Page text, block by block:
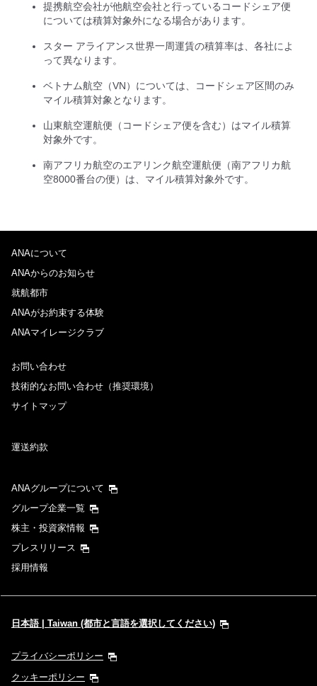
提携航空会社が他航空会社と行っているコードシェア便
については積算対象外になる場合があります。
スター アライアンス世界一周運賃の積算率は、各社によ
って異なります。
ベトナム航空（VN）については、コードシェア区間のみ
マイル積算対象となります。
山東航空運航便（コードシェア便を含む）はマイル積算
対象外です。
南アフリカ航空のエアリンク航空運航便（南アフリカ航
空8000番台の便）は、マイル積算対象外です。
ANAについて
ANAからのお知らせ
就航都市
ANAがお約束する体験
ANAマイレージクラブ
お問い合わせ
技術的なお問い合わせ（推奨環境）
サイトマップ
運送約款
ANAグループについて
グループ企業一覧
株主・投資家情報
プレスリリース
採用情報
日本語 | Taiwan (都市と言語を選択してください)
プライバシーポリシー
クッキーポリシー